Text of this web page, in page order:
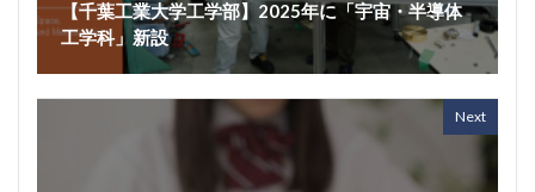
【千葉工業大学工学部】2025年に「宇宙・半導体
工学科」新設
Next